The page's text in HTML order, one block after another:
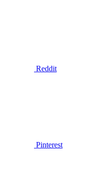
Reddit
Pinterest